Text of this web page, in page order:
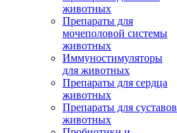
животных
Препараты для
мочеполовой системы
животных
Иммуностимуляторы
для животных
Препараты для сердца
животных
Препараты для суставов
животных